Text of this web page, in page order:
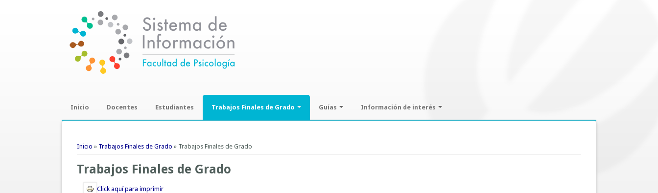
Inicio Docentes Estudiantes Trabajos Finales de Grado Guías Información de interés
Se encuentra usted aquí
Inicio » Trabajos Finales de Grado » Trabajos Finales de Grado
Trabajos Finales de Grado
Click aquí para imprimir